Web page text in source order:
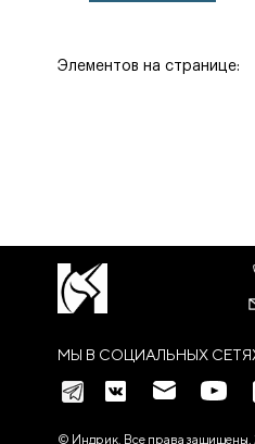
Элементов на странице:
МЫ В СОЦИАЛЬНЫХ
© Индрик. Все права защищены,